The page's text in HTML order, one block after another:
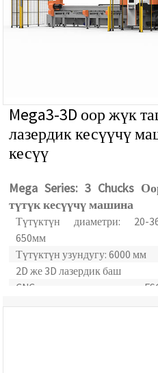
Mega3-3D оор жүк
лазердик кесүүчү
кесүү
Mega Series: 3 Chucks
түтүк кесүүчү машина
Түтүктүн диаметри: 20-
650мм
Түтүктүн узундугу: 6000 мм
2D же 3D лазердик баш
CNC лазердик контроллери:
Түтүктөрдү уялоо